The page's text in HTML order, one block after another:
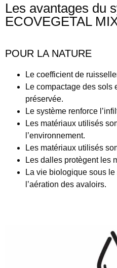
Les avantages du
ECOVEGETAL
POUR LA NATURE
Le coefficient de
Le compactage des sols
préservée.
Le système renforce
Les matériaux utilisés
l’environnement.
Les matériaux utilisés
Les dalles protègent les
La vie biologique sous le
l’aération des avaloirs.